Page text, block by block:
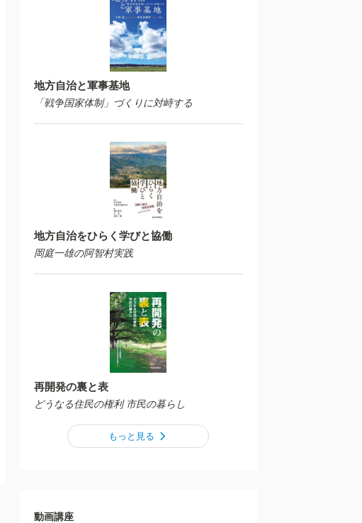
地方自治と軍事基地
「戦争国家体制」づくりに対峙する
地方自治をひらく学びと協働
岡庭一雄の阿智村実践
再開発の裏と表
どうなる住民の権利 市民の暮らし
もっと見る
動画講座